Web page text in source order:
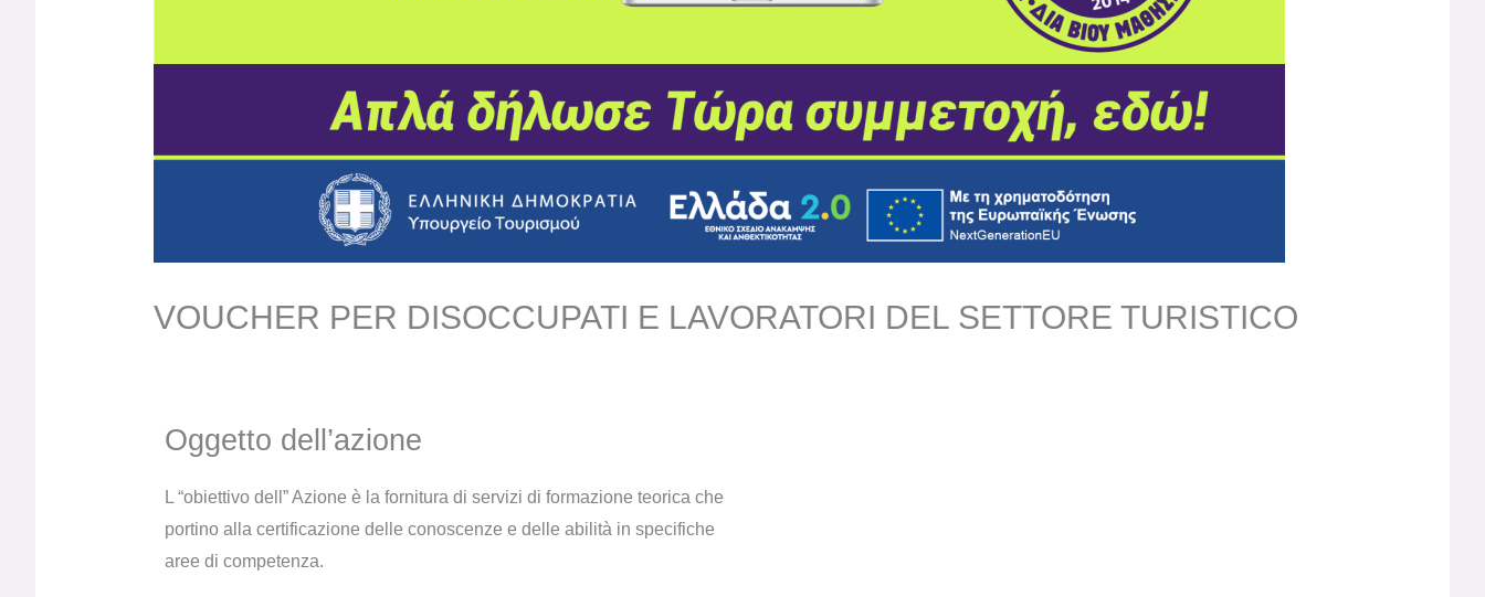
VOUCHER PER DISOCCUPATI E LAVORATORI DEL SETTORE TURISTICO
Oggetto dell’azione
L “obiettivo dell” Azione è la fornitura di servizi di formazione teorica che
portino alla certificazione delle conoscenze e delle abilità in specifiche
aree di competenza.